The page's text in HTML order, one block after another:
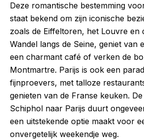
Deze romantische bestemming
staat bekend om zijn iconische
zoals de Eiffeltoren, het Louvre en
Wandel langs de Seine, geniet van
een charmant café of verken de
Montmartre. Parijs is ook een
fijnproevers, met talloze
genieten van de Franse keuken.
Schiphol naar Parijs duurt
een uitstekende optie maakt voor
onvergetelijk weekendje weg.